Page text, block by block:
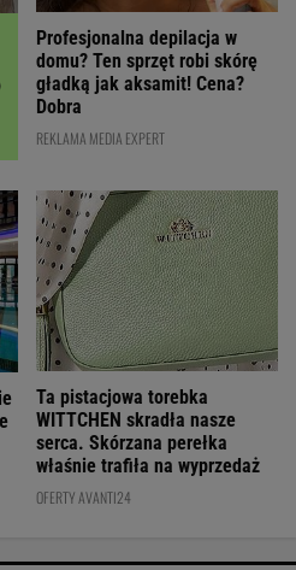
Profesjonalna depilacja w
domu? Ten sprzęt robi skórę
gładką jak aksamit! Cena?
Dobra
REKLAMA MEDIA EXPERT
Ta pistacjowa torebka
WITTCHEN skradła nasze
serca. Skórzana perełka
właśnie trafiła na wyprzedaż
OFERTY AVANTI24